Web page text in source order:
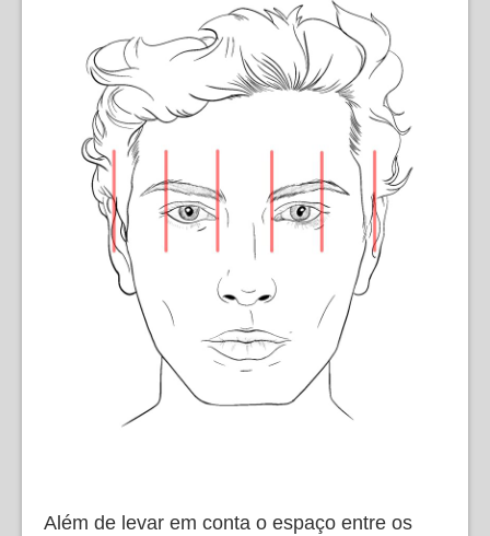
Além de levar em conta o espaço entre os